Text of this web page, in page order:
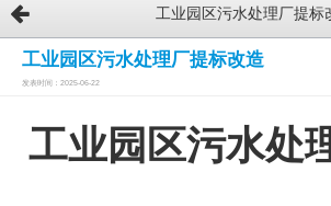
工业园区污水处理厂提标
工业园区污水处理厂提标改造
发表时间：2025-06-22
工业园区污水处